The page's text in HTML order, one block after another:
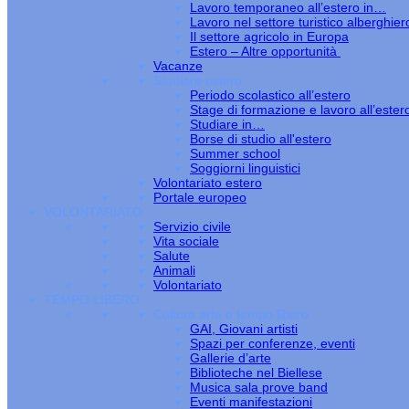
Lavoro temporaneo all’estero in…
Lavoro nel settore turistico
Il settore agricolo in Europa
Estero – Altre opportunità
Vacanze
Studiare estero
Periodo scolastico all’estero
Stage di formazione e lavoro
Studiare in…
Borse di studio all'estero
Summer school
Soggiorni linguistici
Volontariato estero
Portale europeo
VOLONTARIATO
Servizio civile
Vita sociale
Salute
Animali
Volontariato
TEMPO LIBERO
Cultura arte e tempo libero
GAI, Giovani artisti
Spazi per conferenze, eventi
Gallerie d’arte
Biblioteche nel Biellese
Musica sala prove band
Eventi manifestazioni